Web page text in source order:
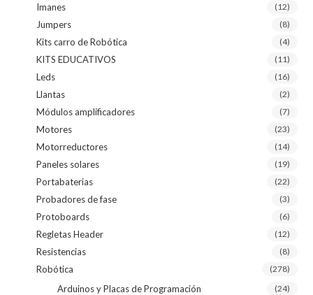
Imanes (12)
Jumpers (8)
Kits carro de Robótica (4)
KITS EDUCATIVOS (11)
Leds (16)
Llantas (2)
Módulos amplificadores (7)
Motores (23)
Motorreductores (14)
Paneles solares (19)
Portabaterias (22)
Probadores de fase (3)
Protoboards (6)
Regletas Header (12)
Resistencias (8)
Robótica (278)
Arduinos y Placas de Programación (24)